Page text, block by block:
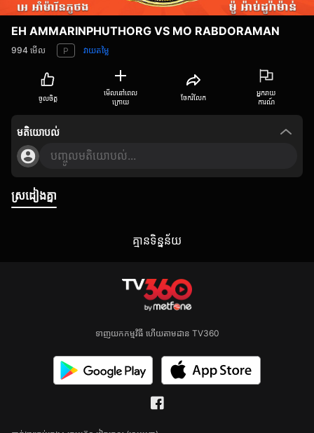
EH AMMARINPHUTHORG VS MO RABDORAMAN
994 មើល P វាយតម្លៃ
ចូលចិត្ត
មើលនៅពេល
ក្រោយ
ចែករំលែក
អ្នករាយ
ការណ៍
មតិយោបល់
បញ្ចូលមតិយោបល់...
ស្រដៀងគ្នា
គ្មាន​ទិន្នន័យ
ទាញយកកម្មវិធី ហើយតាមដាន TV360